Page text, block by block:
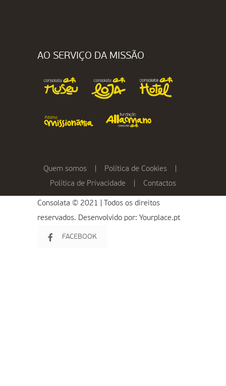
AO SERVIÇO DA MISSÃO
Quem somos Política de Cookies
Política de Privacidade
Contactos
Consolata © 2021 | Todos os direitos
reservados. Desenvolvido por: Yourplace.pt
FACEBOOK